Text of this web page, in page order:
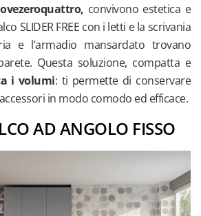
convivono estetica e
SLIDER FREE con i letti e la scrivania
e l’armadio mansardato trovano
Questa soluzione, compatta e
i volumi: ti permette di conservare
in modo comodo ed efficace.
AD ANGOLO FISSO